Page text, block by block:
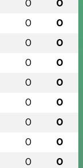
0 0
0 0
0 0
0 0
0 0
0 0
0 0
0 0
0 0